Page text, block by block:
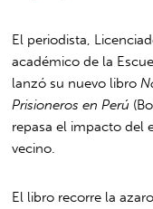
El periodista,
académico de la
lanzó su nuevo libro
Prisioneros en Perú
repasa el impacto del
vecino.
El libro recorre la